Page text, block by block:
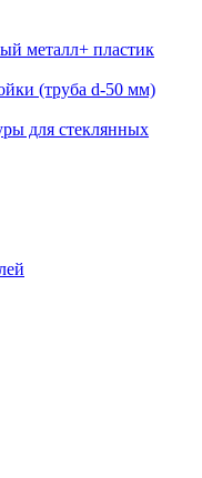
металл+ пластик
(труба d-50 мм)
для стеклянных